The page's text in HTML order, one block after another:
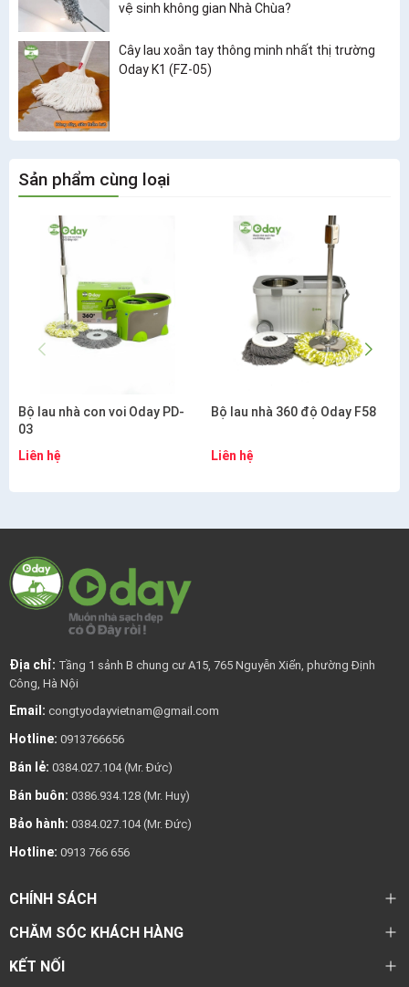
vệ sinh không gian Nhà Chùa?
Cây lau xoắn tay thông minh nhất thị trường
Oday K1 (FZ-05)
Sản phẩm cùng loại
Bộ lau nhà con voi Oday PD-
03
Liên hệ
Bộ lau nhà 360 độ Oday F58
Liên hệ
Địa chỉ: Tầng 1 sảnh B chung cư A15, 765 Nguyễn Xiển, phường Định
Công, Hà Nội
Email: congtyodayvietnam@gmail.com
Hotline: 0913766656
Bán lẻ: 0384.027.104 (Mr. Đức)
Bán buôn: 0386.934.128 (Mr. Huy)
Bảo hành: 0384.027.104 (Mr. Đức)
Hotline: 0913 766 656
CHÍNH SÁCH
CHĂM SÓC KHÁCH HÀNG
KẾT NỐI